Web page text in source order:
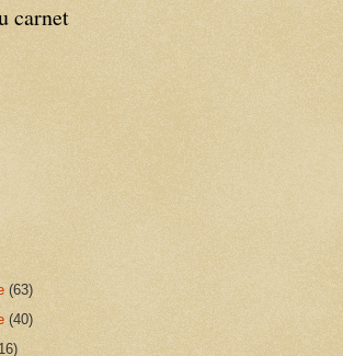
carnet
(63)
(40)